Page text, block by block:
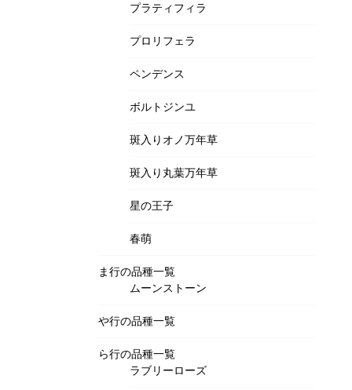
プラティフィラ
プロリフェラ
ペンデンス
ボルトジンユ
斑入りオノ万年草
斑入り丸葉万年草
星の王子
春萌
ま行の品種一覧
ムーンストーン
や行の品種一覧
ら行の品種一覧
ラブリーローズ